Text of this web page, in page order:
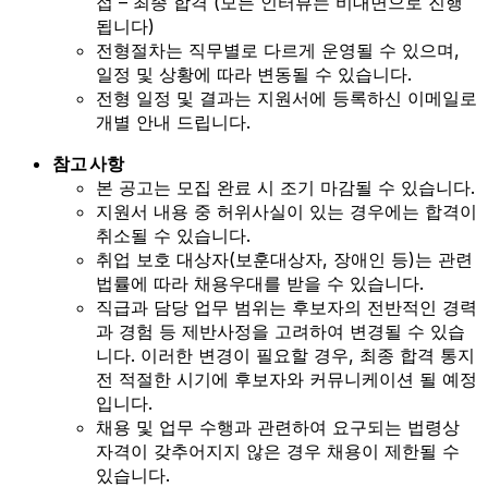
됩니다)
전형절차는 직무별로 다르게 운영될 수 있으며,
일정 및 상황에 따라 변동될 수 있습니다.
전형 일정 및 결과는 지원서에 등록하신 이메일로
개별 안내 드립니다.
참고 사항
본 공고는 모집 완료 시 조기 마감될 수 있습니다.
지원서 내용 중 허위사실이 있는 경우에는 합격이
취소될 수 있습니다.
취업 보호 대상자(보훈대상자, 장애인 등)는 관련
법률에 따라 채용우대를 받을 수 있습니다.
직급과 담당 업무 범위는 후보자의 전반적인 경력
과 경험 등 제반사정을 고려하여 변경될 수 있습
니다. 이러한 변경이 필요할 경우, 최종 합격 통지
전 적절한 시기에 후보자와 커뮤니케이션 될 예정
입니다.
채용 및 업무 수행과 관련하여 요구되는 법령상
자격이 갖추어지지 않은 경우 채용이 제한될 수
있습니다.